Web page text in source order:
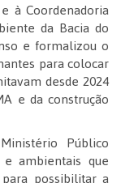
à Coordenadoria
da Bacia do
e formalizou o
para colocar
desde 2024
e da construção
Público
ambientais que